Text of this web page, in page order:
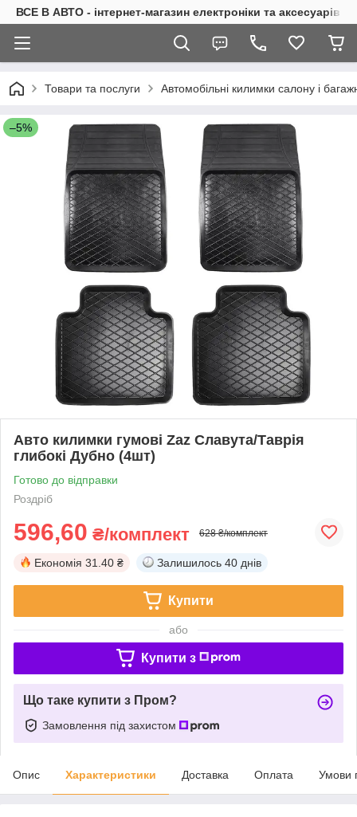
ВСЕ В АВТО - інтернет-магазин електроніки та аксесуарів в
Товари та послуги Автомобільні килимки салону і
–5%
Авто килимки гумові Zaz Славута/Таврія
глибокі Дубно (4шт)
Готово до відправки
Роздріб
596,60 ₴/комплект 628 ₴/комплект
Економія 31.40 ₴ Залишилось 40 днів
Купити
або
Купити з
Що таке купити з Пром?
Замовлення під захистом
Опис Характеристики Доставка Оплата Умови